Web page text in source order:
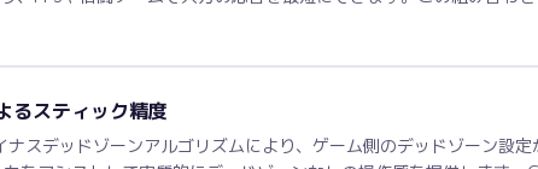
るスティック精度
スデッドゾーンアルゴリズムにより、ゲーム側のデッドゾーン設